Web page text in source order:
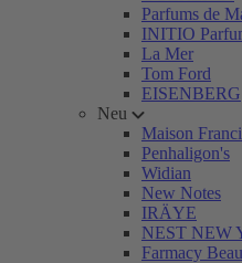
Parfums de
INITIO
La Mer
Tom Ford
EISENBERG
Neu
Maison
Penhaligon's
Widian
New Notes
IRÄYE
NEST NEW
Farmacy